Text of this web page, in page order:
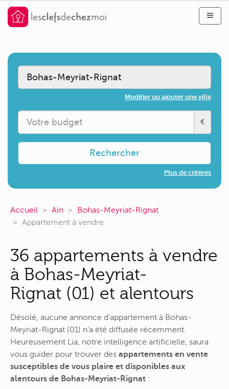
Modifier ou ajouter une ville
€
Rechercher
Plus de critères
Accueil Ain
Bohas-Meyriat-Rignat
Appartement à vendre
36 appartements à vendre
à Bohas-Meyriat-
Rignat (01) et alentours
Désolé, aucune annonce d'appartement à Bohas-
Meyriat-Rignat (01) n'a été diffusée récemment.
Heureusement Lia, notre intelligence artificielle, saura
vous guider pour trouver des appartements en vente
susceptibles de vous plaire et disponibles aux
alentours de Bohas-Meyriat-Rignat :